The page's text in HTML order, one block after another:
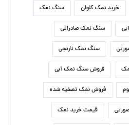
خرید نمک کلوان سنگ نمک
سنگ نمک صادراتی
سنگ نمک نارنجی
فروش سنگ نمک آبی
فروش نمک تصفیه شده
قیمت خرید نمک